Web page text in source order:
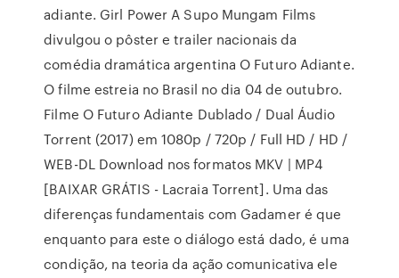
adiante. Girl Power A Supo Mungam Films
divulgou o pôster e trailer nacionais da
comédia dramática argentina O Futuro Adiante.
O filme estreia no Brasil no dia 04 de outubro.
Filme O Futuro Adiante Dublado / Dual Áudio
Torrent (2017) em 1080p / 720p / Full HD / HD /
WEB-DL Download nos formatos MKV | MP4
[BAIXAR GRÁTIS - Lacraia Torrent]. Uma das
diferenças fundamentais com Gadamer é que
enquanto para este o diálogo está dado, é uma
condição, na teoria da ação comunicativa ele